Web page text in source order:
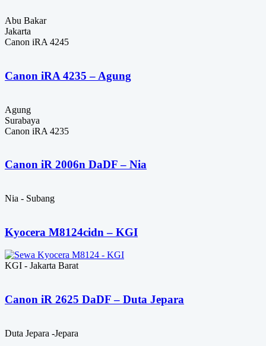
Abu Bakar
Jakarta
Canon iRA 4245
Canon iRA 4235 – Agung
Agung
Surabaya
Canon iRA 4235
Canon iR 2006n DaDF – Nia
Nia - Subang
Kyocera M8124cidn – KGI
KGI - Jakarta Barat
Canon iR 2625 DaDF – Duta Jepara
Duta Jepara -Jepara